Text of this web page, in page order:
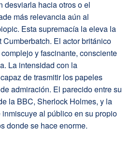
desviarla hacia otros o el
más relevancia aún al
Esta supremacía la eleva la
El actor británico
y fascinante, consciente
La intensidad con la
de trasmitir los papeles
admiración. El parecido entre su
la BBC, Sherlock Holmes, y la
al público en su propio
donde se hace enorme.